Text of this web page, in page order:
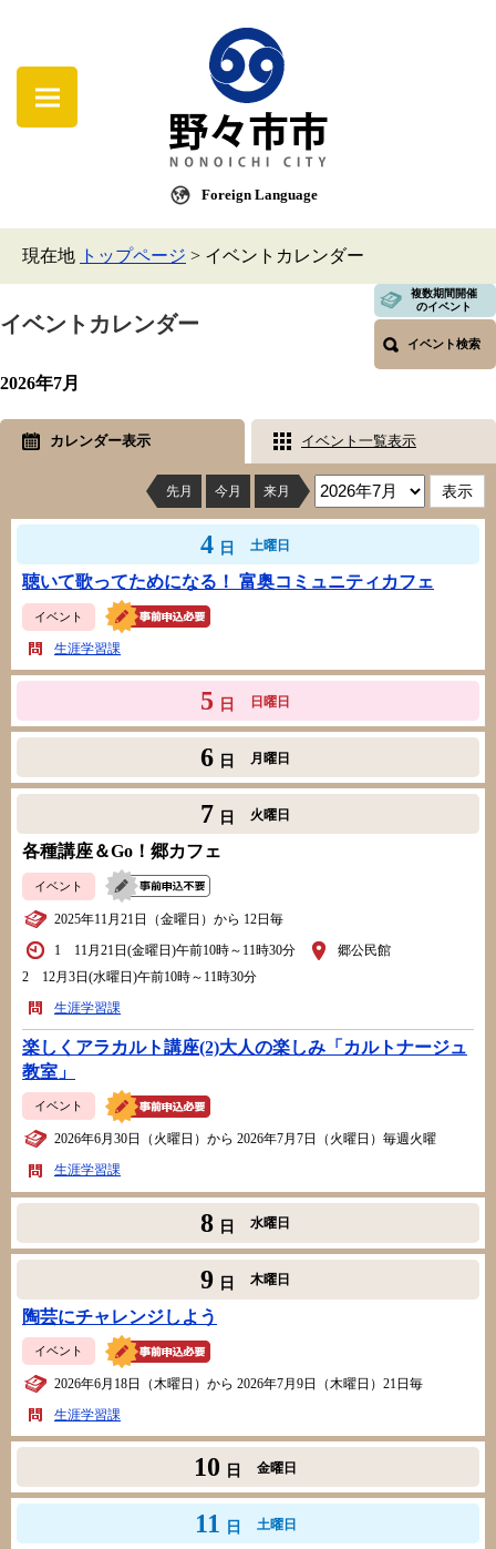
Foreign Language
現在地 トップページ > イベントカレンダー
イベントカレンダー
複数期間開催
のイベント
イベント検索
2026年7月
カレンダー表示 イベント一覧表示
先月 今月 来月
4 日 土曜日
聴いて歌ってためになる！ 富奥コミュニティカフェ
イベント
生涯学習課
5 日 日曜日
6 日 月曜日
7 日 火曜日
各種講座＆Go！郷カフェ
イベント
2025年11月21日（金曜日）から 12日毎
1 11月21日(金曜日)午前10時～11時30分
2 12月3日(水曜日)午前10時～11時30分
郷公民館
生涯学習課
楽しくアラカルト講座(2)大人の楽しみ「カルトナージュ
教室」
イベント
2026年6月30日（火曜日）から 2026年7月7日（火曜日）毎週火曜
生涯学習課
8 日 水曜日
9 日 木曜日
陶芸にチャレンジしよう
イベント
2026年6月18日（木曜日）から 2026年7月9日（木曜日）21日毎
生涯学習課
10 日 金曜日
11 日 土曜日